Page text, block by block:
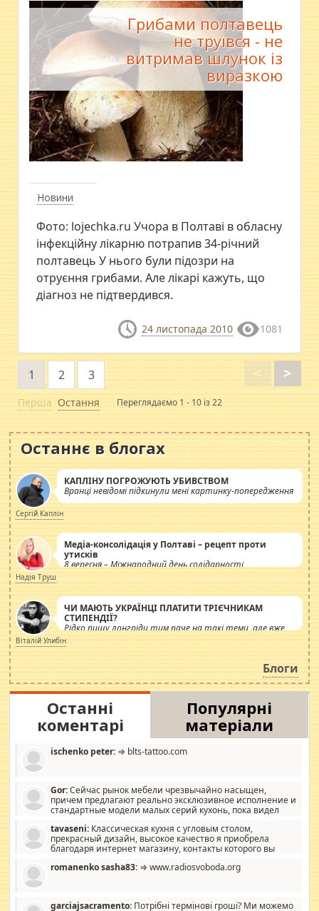
Новини
Грибами полтавець
не труївся - не
витримав шлунок із
виразкою
Фото: lojechka.ru Учора в Полтаві в обласну
інфекційну лікарню потрапив 34-річний
полтавець У нього були підозри на
отруєння грибами. Але лікарі кажуть, що
діагноз не підтвердився.
24 листопада 2010 1081
Перша
<
1 2 3 >
Остання Переглядаємо 1 - 10 із 22
Останнє в блогах
КАПЛІНУ ПОГРОЖУЮТЬ УБИВСТВОМ
Вранці невідомі підкинули мені картинку-попередження
Сергій Каплін
Медіа-консолідація у Полтаві – рецепт проти
утисків
8 вересня – Міжнародний день солідарності
журналістів.
Надія Труш
ЧИ МАЮТЬ УКРАЇНЦІ ПЛАТИТИ ТРІЄЧНИКАМ
СТИПЕНДІЇ?
Рідко пишу лонгріди тим паче на такі теми, але вже
просто дістало! Обурюють сьогоднішні інсенуації
навколо стипендіального питання. Штучно
роздувається ще одна соціальна катастрофа.
Віталій Улибін
Блоги
Останні
коментарі
Популярні
матеріали
ischenko peter: ⇒ blts-tattoo.com
Gor:Сейчас рынок мебели чрезвычайно насыщен,
причем предлагают реально эксклюзивное исполнение и
стандартные модели малых серий кухонь, пока видел
стандартные формы, в MebelOk, креативненько и что главное -
со вкусом все в порядке, без ненужных наворотов удорожающих
мебель, а это не последний фактор.
tavaseni: Классическая кухня с угловым столом,
прекрасный дизайн, высокое качество я приобрела
благодаря интернет магазину, контакты которого вы
romanenko sasha83: ⇒ www.radiosvoboda.org
garciajsacramento: Потрібні термінові гроші? Ми можемо